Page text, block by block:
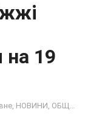
на 19
НОВИНИ ОБЩЕСТВО